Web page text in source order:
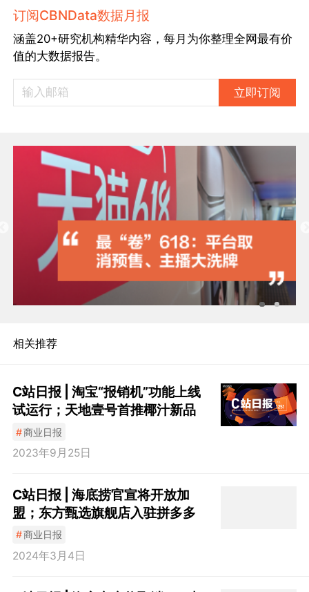
订阅CBNData数据月报
涵盖20+研究机构精华内容，每月为你整理全网最有价
值的大数据报告。
立即订阅
相关推荐
C站日报 | 淘宝“报销机”功能上线
试运行；天地壹号首推椰汁新品
#商业日报
2023年9月25日
C站日报 | 海底捞官宣将开放加
盟；东方甄选旗舰店入驻拼多多
#商业日报
2024年3月4日